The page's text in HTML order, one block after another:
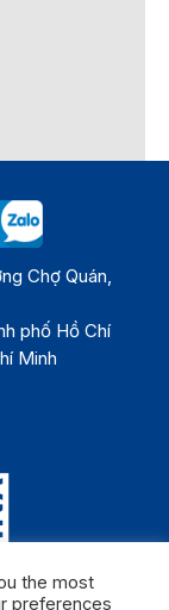
Chợ Quán,
phố Hồ Chí
Minh
the most
preferences